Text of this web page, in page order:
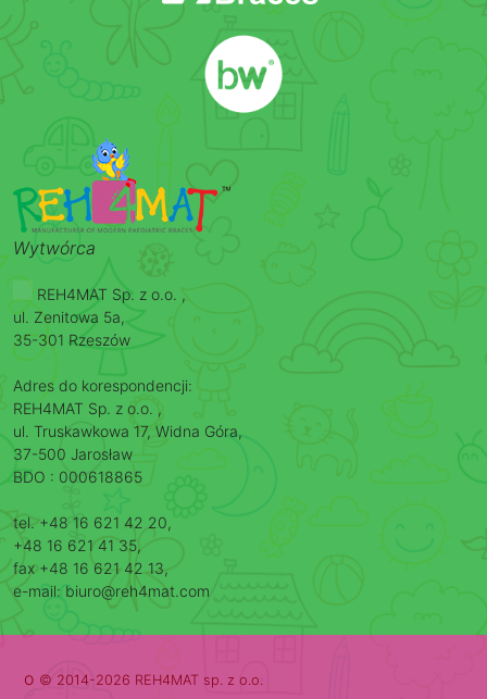
Wytwórca
REH4MAT Sp. z o.o. ,
ul. Zenitowa 5a,
35-301 Rzeszów
Adres do korespondencji:
REH4MAT Sp. z o.o. ,
ul. Truskawkowa 17, Widna Góra,
37-500 Jarosław
BDO : 000618865
tel. +48 16 621 42 20,
+48 16 621 41 35,
fax +48 16 621 42 13,
e-mail: biuro@reh4mat.com
o © 2014-2026 REH4MAT sp. z o.o.